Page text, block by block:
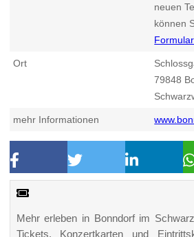
neuen
können
Formular
Ort
79848
mehr Informationen
Mehr erleben in Bonndorf im
Tickets, Konzertkarten und